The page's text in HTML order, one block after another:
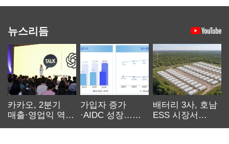
뉴스리듬
카카오, 2분기
매출·영업익 역대
가입자 증가
·AIDC 성장…
배터리 3사, 호남
ESS 시장서